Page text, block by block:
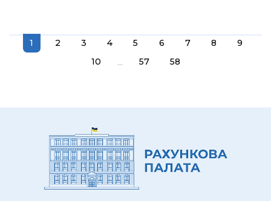
1 2 3 4 5 6 7 8
9
10
... 57 58